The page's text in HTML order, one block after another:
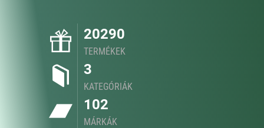
20290
TERMÉKEK
3
KATEGÓRIÁK
102
MÁRKÁK